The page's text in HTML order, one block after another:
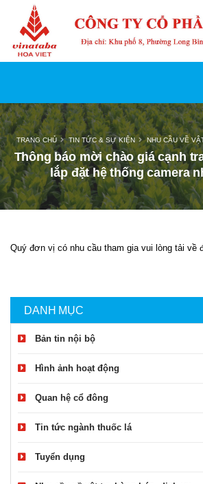
Thông báo mời chào giá cạnh
lắp đặt hệ thống camera
TRANG CHỦ TIN TỨC & SỰ KIỆN NHU CẦU VỀ
DANH MỤC
Bản tin nội bộ
Hình ảnh hoạt động
Quan hệ cổ đông
Tin tức ngành thuốc lá
Tuyển dụng
Quý đơn vị có nhu cầu tham gia vui lòng tải về